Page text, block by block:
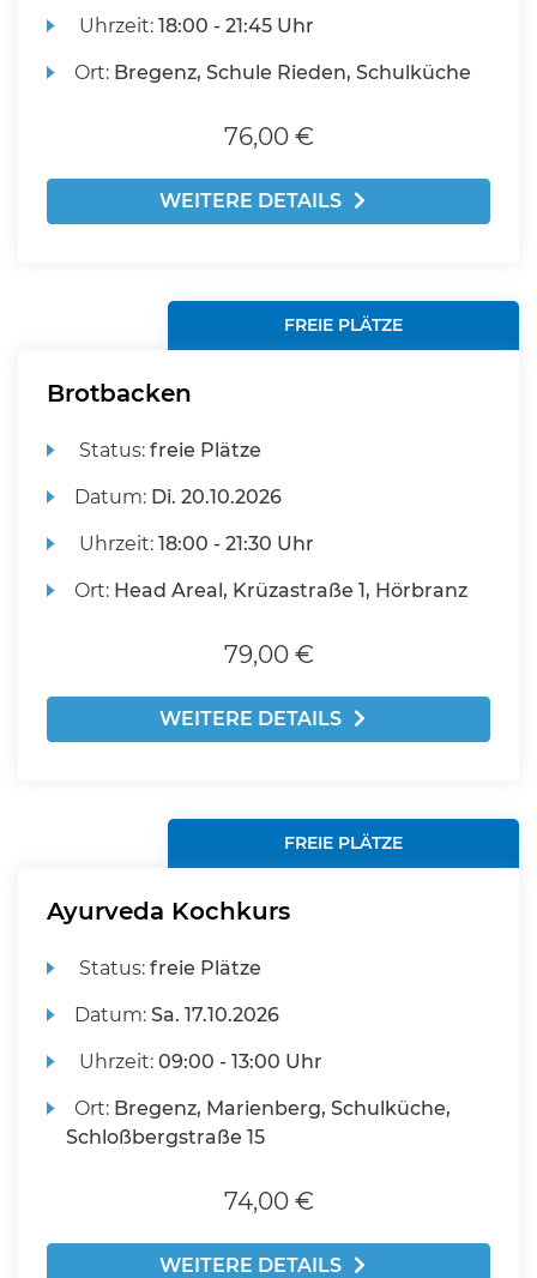
Uhrzeit:18:00 - 21:45 Uhr
Ort: Bregenz, Schule Rieden, Schulküche
76,00 €
WEITERE DETAILS
FREIE PLÄTZE
Brotbacken
Status:freie Plätze
Datum: Di. 20.10.2026
Uhrzeit:18:00 - 21:30 Uhr
Ort: Head Areal, Krüzastraße 1, Hörbranz
79,00 €
WEITERE DETAILS
FREIE PLÄTZE
Ayurveda Kochkurs
Status:freie Plätze
Datum:Sa. 17.10.2026
Uhrzeit:09:00 - 13:00 Uhr
Ort: Bregenz, Marienberg, Schulküche,
Schloßbergstraße 15
74,00 €
WEITERE DETAILS